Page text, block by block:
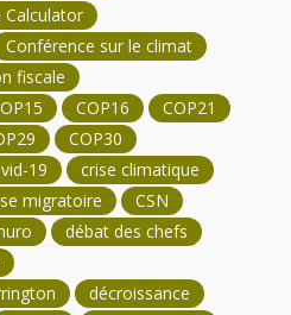
Calculator
Conférence sur le climat
fiscale
COP16
COP21
COP30
19
crise climatique
migratoire
CSN
débat des chefs
décroissance